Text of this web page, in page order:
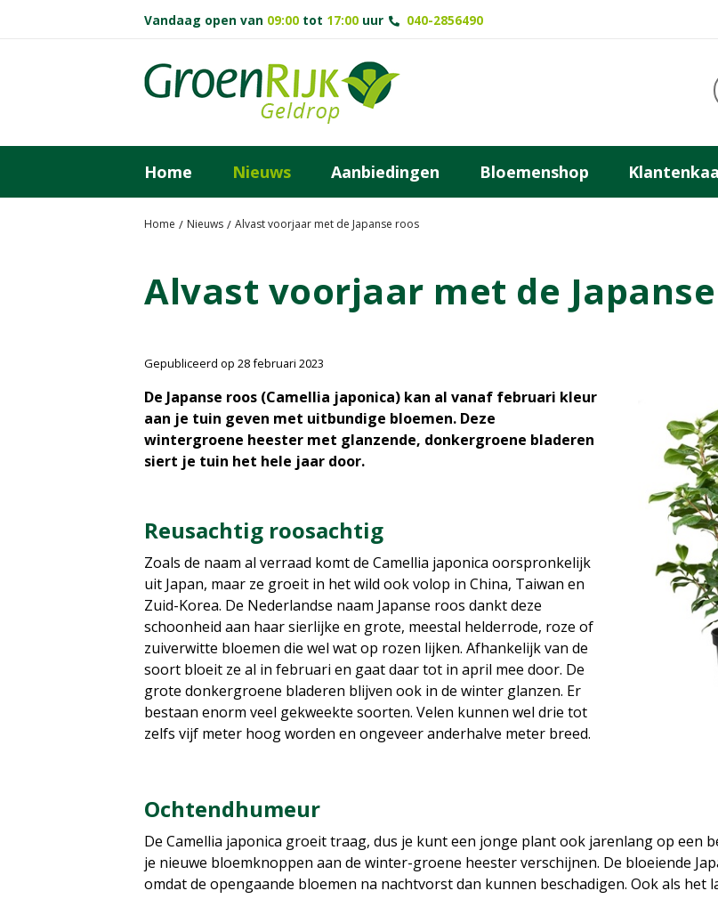
t
Home Nieuws Alvast voorjaar met de Japanse roos
Vandaag open van 09:00 tot 17:00 uur 040-2856490
Home Nieuws Aanbiedingen Bloemenshop
Alvast voorjaar met de
Gepubliceerd op 28 februari 2023
De Japanse roos (Camellia japonica) kan al vanaf februari kleur
aan je tuin geven met uitbundige bloemen. Deze
wintergroene heester met glanzende, donkergroene bladeren
siert je tuin het hele jaar door.
Reusachtig roosachtig
Zoals de naam al verraad komt de Camellia japonica oorspronkelijk
uit Japan, maar ze groeit in het wild ook volop in China, Taiwan en
Zuid-Korea. De Nederlandse naam Japanse roos dankt deze
schoonheid aan haar sierlijke en grote, meestal helderrode, roze of
zuiverwitte bloemen die wel wat op rozen lijken. Afhankelijk van de
soort bloeit ze al in februari en gaat daar tot in april mee door. De
grote donkergroene bladeren blijven ook in de winter glanzen. Er
bestaan enorm veel gekweekte soorten. Velen kunnen wel drie tot
zelfs vijf meter hoog worden en ongeveer anderhalve meter breed.
Ochtendhumeur
De Camellia japonica groeit traag, dus je kunt een jonge plant ook jarenlang op een
je nieuwe bloemknoppen aan de winter-groene heester verschijnen. De bloeiende
omdat de opengaande bloemen na nachtvorst dan kunnen beschadigen. Ook als